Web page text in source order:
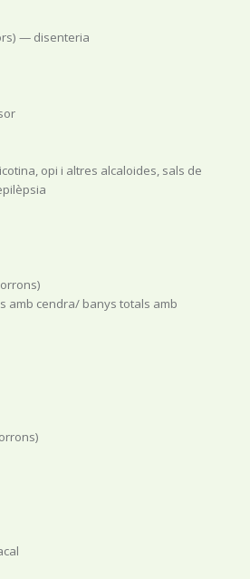
— disenteria
opi i altres alcaloides, sals de
amb cendra/ banys totals amb